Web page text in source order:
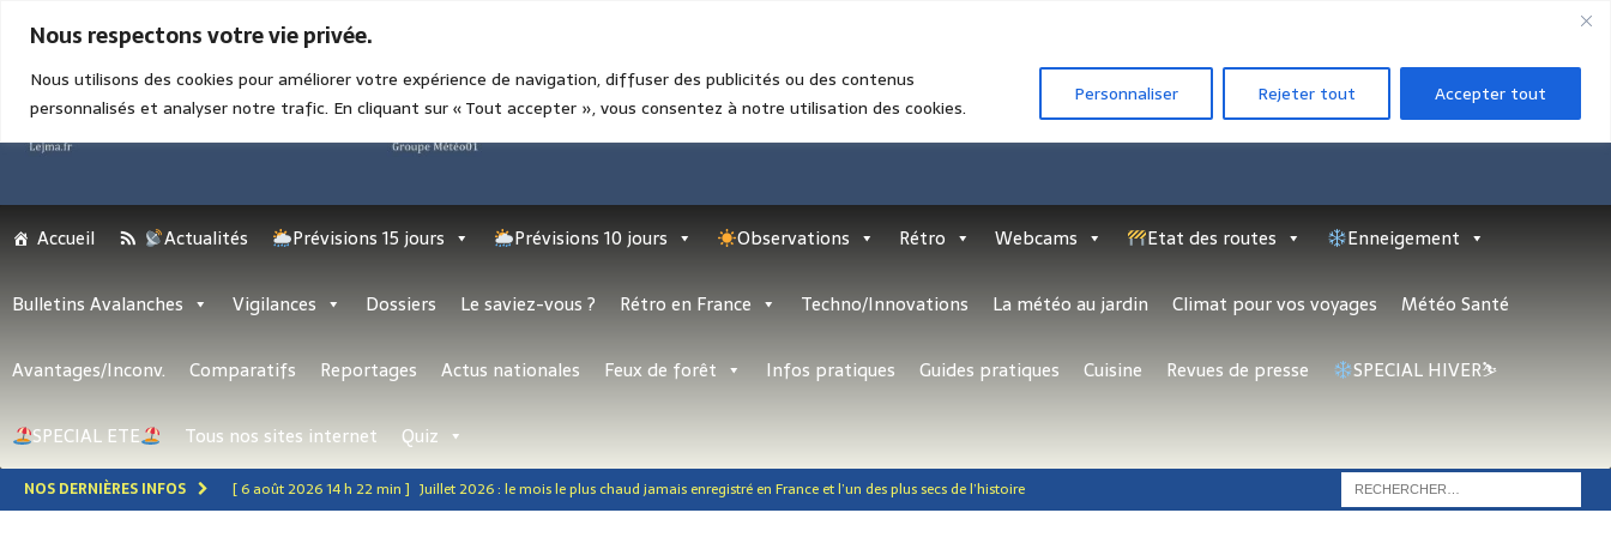
Nous respectons votre vie privée.
Nous utilisons des cookies pour améliorer votre expérience de navigation, diffuser des publicités ou des contenus
personnalisés et analyser notre trafic. En cliquant sur « Tout accepter », vous consentez à notre utilisation des cookies.
Personnaliser Rejeter tout Accepter tout
Accueil Actualités Prévisions 15 jours Prévisions 10 jours Observations Rétro Webcams Etat des routes Enneigement
Bulletins Avalanches Vigilances Dossiers Le saviez-vous ? Rétro en France Techno/Innovations La météo au jardin Climat pour vos voyages Météo Santé
Avantages/Inconv. Comparatifs Reportages Actus nationales Feux de forêt Infos pratiques Guides pratiques Cuisine Revues de presse SPECIAL HIVER⛷
SPECIAL ETE Tous nos sites internet Quiz
NOS DERNIÈRES INFOS [ 6 août 2026 14 h 22 min ] Juillet 2026 : le mois le plus chaud jamais enregistré en France et l’un des plus secs de l’histoire